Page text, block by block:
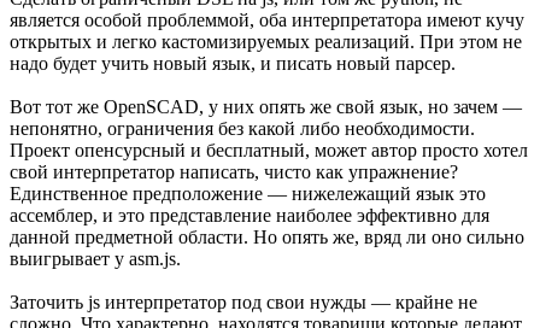
является особой проблеммой, оба интерпретатора имеют кучу
открытых и легко кастомизируемых реализаций. При этом не
надо будет учить новый язык, и писать новый парсер.
Вот тот же OpenSCAD, у них опять же свой язык, но зачем —
непонятно, ограничения без какой либо необходимости.
Проект опенсурсный и бесплатный, может автор просто хотел
свой интерпретатор написать, чисто как упражнение?
Единственное предположение — нижележащий язык это
ассемблер, и это представление наиболее эффективно для
данной предметной области. Но опять же, вряд ли оно сильно
выигрывает у asm.js.
Заточить js интерпретатор под свои нужды — крайне не
сложно. Что характерно, находятся товарищи которые делают